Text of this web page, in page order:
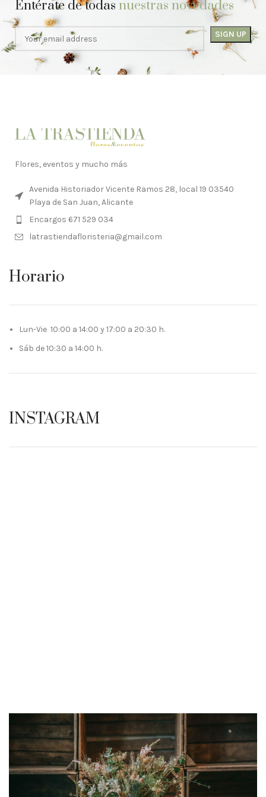
Entérate de todasnuestras novedades
Flores, eventos y mucho más
Avenida Historiador Vicente Ramos 28, local 19 03540
Playa de San Juan, Alicante
Encargos 671 529 034
latrastiendafloristeria@gmail.com
Horario
Lun-Vie 10:00 a 14:00 y 17:00 a 20:30 h.
Sáb de 10:30 a 14:00 h.
INSTAGRAM